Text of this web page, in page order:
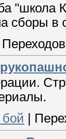
"школа
сборы